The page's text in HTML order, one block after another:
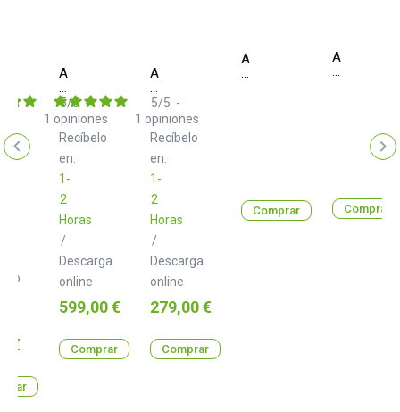
€
Ableton
Live
12
Suite
Recíbelo
en:
1-
2
Horas
/
Descarga
online
5/5-
1 opiniones
Precio
599,00 €
Comprar
Ableton
Live
12
Standard
Recíbelo
en:
1-
2
Horas
/
Descarga
online
5/5 -
1 opiniones
Precio
279,00 €
Comprar
Ableton
Push
Comprar
Ableton
Push
Comprar